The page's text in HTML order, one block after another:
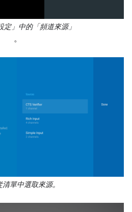
定」中的「頻道來源」
。
清單中選取來源。